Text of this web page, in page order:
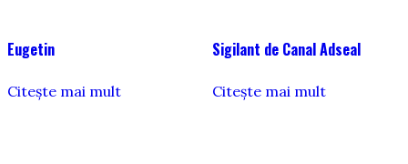
Eugetin
Citește mai mult
Sigilant de Canal Adseal
Citește mai mult